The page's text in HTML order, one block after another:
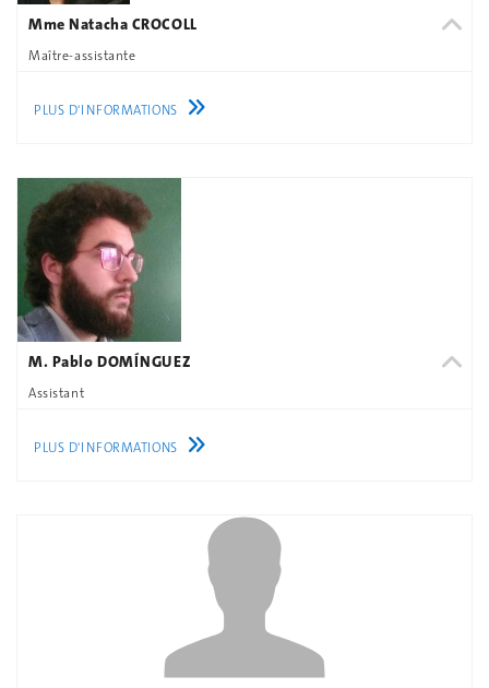
Mme Natacha CROCOLL
Maître-assistante
PLUS D'INFORMATIONS
M. Pablo DOMÍNGUEZ
Assistant
PLUS D'INFORMATIONS